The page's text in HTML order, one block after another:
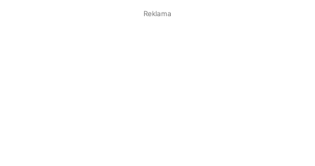
Reklama